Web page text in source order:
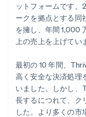
ットフォームです。
ークを拠点とする同
を擁し、年間 1,000
上の売上を上げてい
最初の 10 年間、
高く安全な決済処理
いました。しかし、
長するにつれて、ク
した。より多くの市